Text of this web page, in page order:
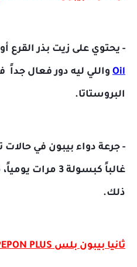
- يحتوي على زيت بذر القرع
Oil واللي ليه دور فعال جداً
البروستاتا.
- جرعة دواء بيبون في
غالباً كبسولة 3
ذلك.
ثانيا بيبون بلس PEPON PLUS: